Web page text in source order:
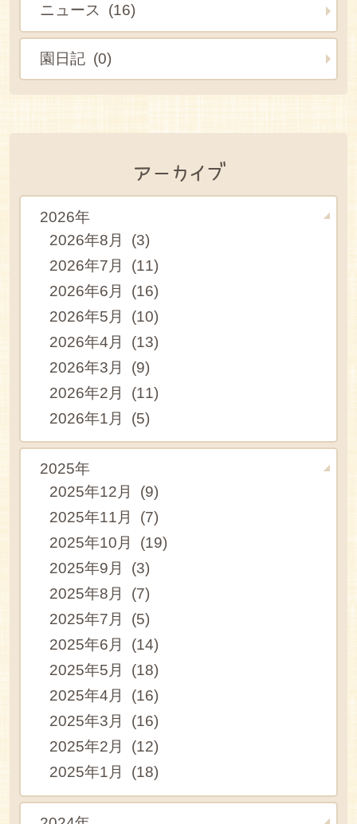
ニュース (16)
園日記 (0)
アーカイブ
2026年
2026年8月 (3)
2026年7月 (11)
2026年6月 (16)
2026年5月 (10)
2026年4月 (13)
2026年3月 (9)
2026年2月 (11)
2026年1月 (5)
2025年
2025年12月 (9)
2025年11月 (7)
2025年10月 (19)
2025年9月 (3)
2025年8月 (7)
2025年7月 (5)
2025年6月 (14)
2025年5月 (18)
2025年4月 (16)
2025年3月 (16)
2025年2月 (12)
2025年1月 (18)